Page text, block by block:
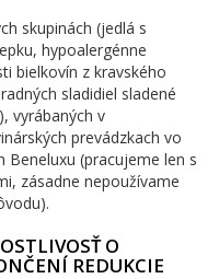
skupinách (jedlá s
hypoalergénne
bielkovín z kravského
sladidiel sladené
vyrábaných v
prevádzkach vo
Beneluxu (pracujeme len s
zásadne nepoužívame
O
REDUKCIE